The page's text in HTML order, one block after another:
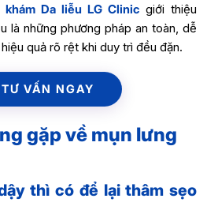
khám Da liễu LG Clinic giới thiệu
là những phương pháp an toàn, dễ
quả rõ rệt khi duy trì đều đặn.
TƯ VẤN NGAY
gặp về mụn lưng
thì có để lại thâm sẹo